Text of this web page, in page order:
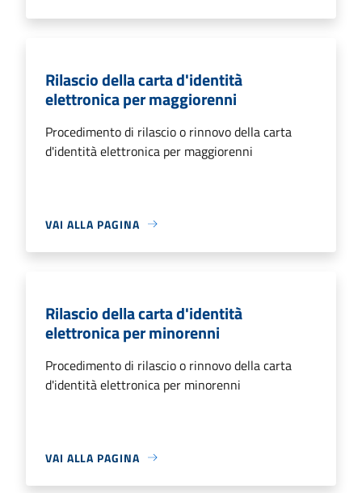
Rilascio della carta d'identità
elettronica per maggiorenni
Procedimento di rilascio o rinnovo della carta
d'identità elettronica per maggiorenni
VAI ALLA PAGINA
Rilascio della carta d'identità
elettronica per minorenni
Procedimento di rilascio o rinnovo della carta
d'identità elettronica per minorenni
VAI ALLA PAGINA